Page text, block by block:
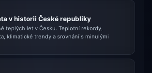
v historii České republiky
teplých let v Česku. Teplotní rekordy,
klimatické trendy a srovnání s minulými